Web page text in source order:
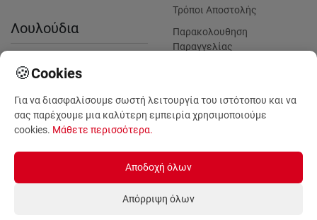
Λουλούδια
Πληροφορίες Λουλουδιών
μαιευτήρια για γέννηση
Φυτά για Επαγγελματικούς
Τρόποι Αποστολής
Παρακολουθηση
Παραγγελίας
🍪Cookies
Για να διασφαλίσουμε σωστή λειτουργία του ιστότοπου και να
σας παρέχουμε μια καλύτερη εμπειρία χρησιμοποιούμε
cookies. Μάθετε περισσότερα.
Αποδοχή όλων
Απόρριψη όλων